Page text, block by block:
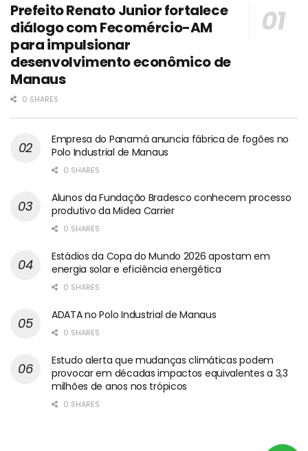
Prefeito Renato Junior fortalece
diálogo com Fecomércio-AM
para impulsionar
desenvolvimento econômico de
Manaus
0 SHARES
Empresa do Panamá anuncia fábrica de fogões no
Polo Industrial de Manaus
0 SHARES
Alunos da Fundação Bradesco conhecem processo
produtivo da Midea Carrier
0 SHARES
Estádios da Copa do Mundo 2026 apostam em
energia solar e eficiência energética
0 SHARES
ADATA no Polo Industrial de Manaus
0 SHARES
Estudo alerta que mudanças climáticas podem
provocar em décadas impactos equivalentes a 3,3
milhões de anos nos trópicos
0 SHARES